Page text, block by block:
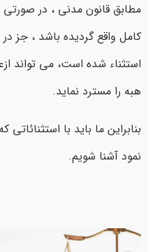
مطابق قانون مدنی ، در
کامل واقع گردیده باشد ، جز
استثناء شده است، می تواند
هبه را مسترد نماید.
بنابراین ما باید با
نمود آشنا شویم.